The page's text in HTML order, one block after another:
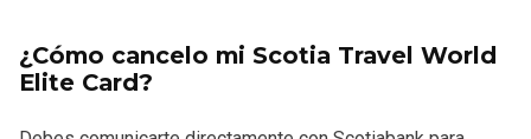
¿Cómo cancelo mi Scotia Travel World
Elite Card?